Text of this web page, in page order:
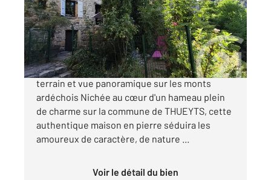
Maison à vendre
159 000 €
Charmante maison en pierre avec terrasse,
terrain et vue panoramique sur les monts
ardéchois Nichée au cœur d'un hameau plein
de charme sur la commune de THUEYTS, cette
authentique maison en pierre séduira les
amoureux de caractère, de nature ...
Voir le détail du bien